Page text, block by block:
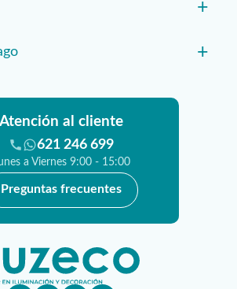
+
+
Atención al cliente
621 246 699
a Viernes 9:00 - 15:00
Preguntas frecuentes